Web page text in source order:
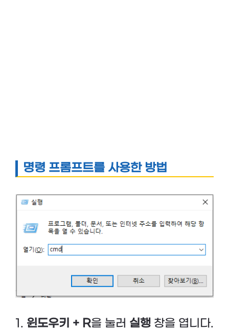
명령 프롬프트를 사용한 방법
1. 윈도우키 + R을 눌러 실행 창을 엽니다.